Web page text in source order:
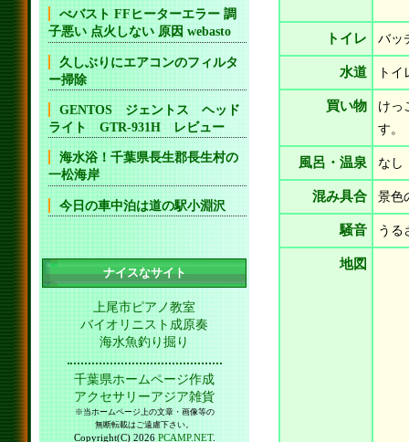
トイレ バッ
水道 ト
買い物
けっ
す。
風呂・温泉 なし
混み具合 景色
騒音 うる
地図
べバスト FFヒーターエラー 調
子悪い 点火しない 原因 webasto
久しぶりにエアコンのフィルタ
ー掃除
GENTOS ジェントス ヘッド
ライト GTR-931H レビュー
海水浴！千葉県長生郡長生村の
一松海岸
今日の車中泊は道の駅小淵沢
ナイスなサイト
上尾市ピアノ教室
バイオリニスト成原奏
海水魚釣り掘り
千葉県ホームページ作成
アクセサリーアジア雑貨
※当ホームページ上の文章・画像等の
無断転載はご遠慮下さい。
Copyright(C) 2026 PCAMP.NET.